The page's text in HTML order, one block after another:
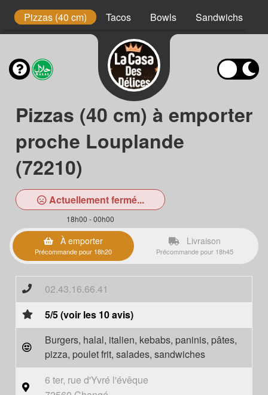
Pizzas (40 cm) Tacos Bowls Sandwichs
Pizzas (40 cm) à emporter
proche Louplande
(72210)
Actuellement fermé...
18h00 - 00h00
À emporter
Précommande pour 18h20
Livraison
Précommande pour 18h45
02.43.16.66.41
5/5 (voir les 10 avis)
Burgers, halal, italien, kebabs, paninis, pâtes,
pizza, poulet frit, salades, sandwiches
6 ter, rue d'Yvré l'évêque